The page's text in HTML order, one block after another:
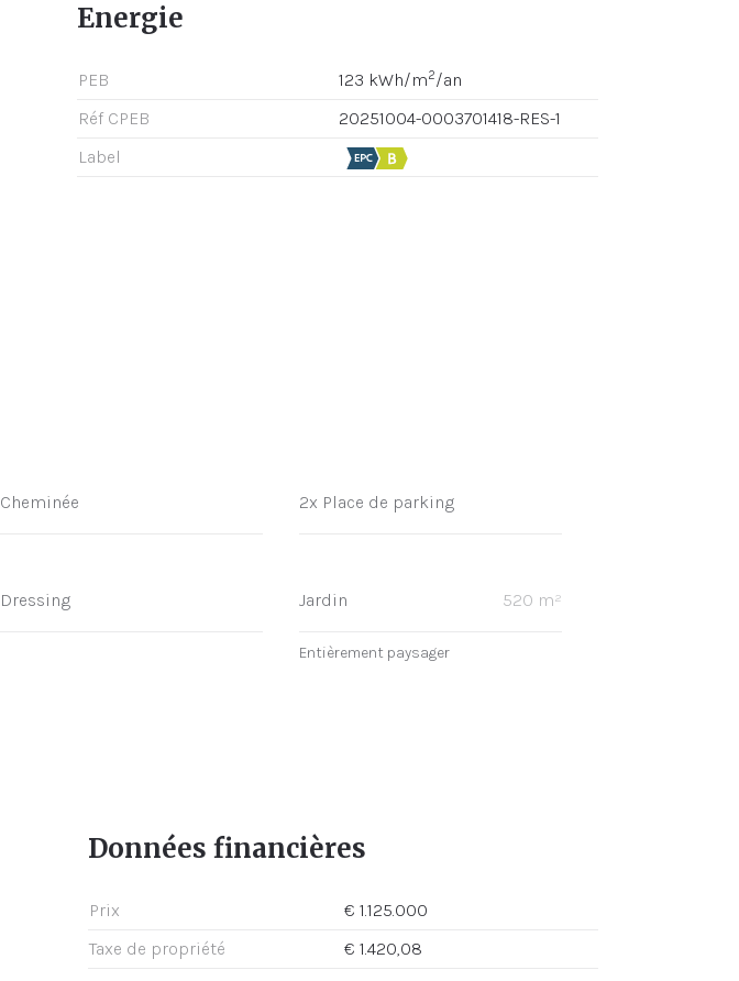
Energie
PEB 123 kWh/m2/an
Réf CPEB
20251004-0003701418-RES-1
Label
Cheminée 2x Place de parking
Dressing Jardin 520 m²
Entièrement paysager
Données financières
Prix
€ 1.125.000
Taxe de propriété
€ 1.420,08